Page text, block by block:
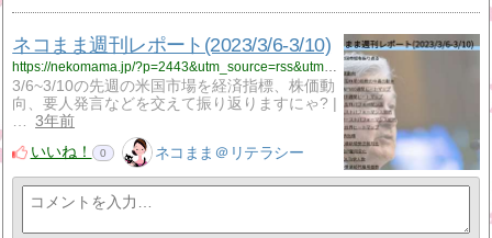
ネコまま週刊レポート(2023/3/6-3/10)
https://nekomama.jp/?p=2443&utm_source=rss&utm_medium=rss&utm_campaign=%25e3%2583%258d%25e3%2582%25b3%25e3%2581%25be%25e3%2581%25be%25e9%2580%25b1%25e5%2588%258a%25e3%2583%25ac%25e3%2583%259d%25e3%2583%25bc%25e3%2583%25882023-3-6-3-10
3/6~3/10の先週の米国市場を経済指標、株価動
向、要人発言などを交えて振り返りますにゃ? |
…
3年前
いいね！
0 ネコまま＠リテラシー